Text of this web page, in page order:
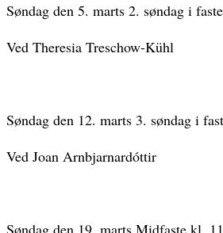
Søndag den 5. marts 2. søndag i
Ved Theresia Treschow-Kühl
Søndag den 12. marts 3. søndag i
Ved Joan Arnbjarnardóttir